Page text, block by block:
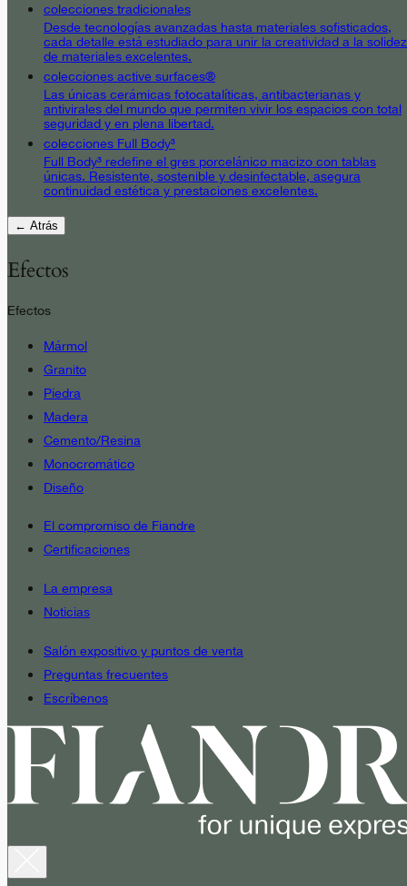
colecciones tradicionales
Desde tecnologías avanzadas hasta materiales sofisticados,
cada detalle está estudiado para unir la creatividad a la solidez
de materiales excelentes.
colecciones active surfaces®
Las únicas cerámicas fotocatalíticas, antibacterianas y
antivirales del mundo que permiten vivir los espacios con total
seguridad y en plena libertad.
colecciones Full Body³
Full Body³ redefine el gres porcelánico macizo con tablas
únicas. Resistente, sostenible y desinfectable, asegura
continuidad estética y prestaciones excelentes.
← Atrás
Efectos
Efectos
Mármol
Granito
Piedra
Madera
Cemento/Resina
Monocromático
Diseño
El compromiso de Fiandre
Certificaciones
La empresa
Noticias
Salón expositivo y puntos de venta
Preguntas frecuentes
Escríbenos